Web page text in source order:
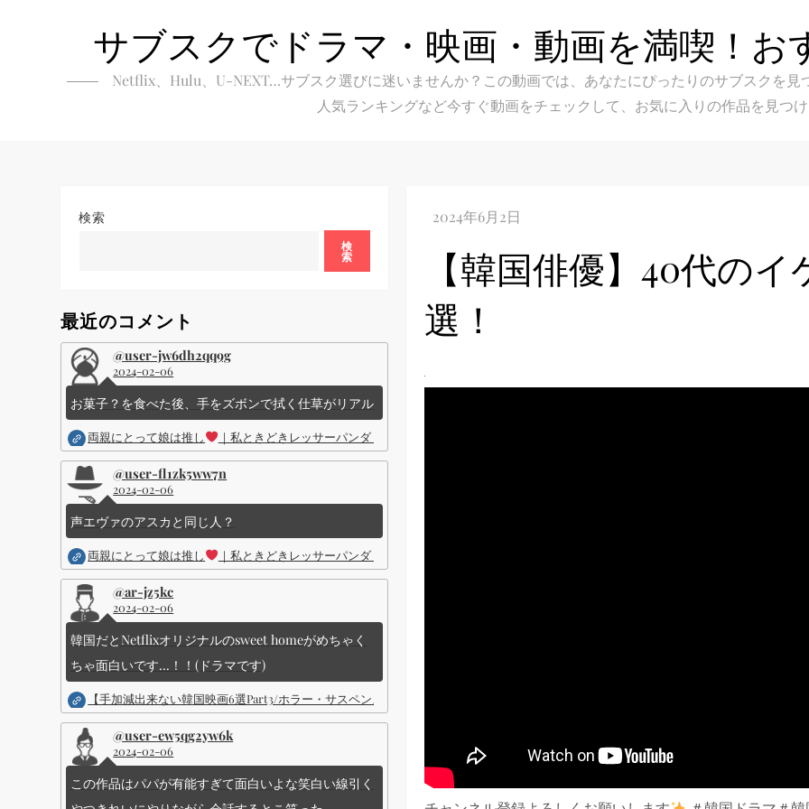
サブスクでドラマ・映画・動画を満喫！お
Netflix、Hulu、U-NEXT…サブスク選びに迷いませんか？この動画では、あなたにぴったりのサブスクを
人気ランキングなど今すぐ動画をチェックして、お気に入りの作品を見つ
【韓国俳優】40代の
選！
検索
検
索
最近のコメント
@user-jw6dh2qq9g
2024-02-06
お菓子？を食べた後、手をズボンで拭く仕草がリアル
両親にとって娘は推し ｜私ときどきレッサーパンダ ｜Disney (ディズニープラス）
@user-fl1zk5ww7n
2024-02-06
声エヴァのアスカと同じ人？
両親にとって娘は推し ｜私ときどきレッサーパンダ ｜Disney (ディズニープラス）
@ar-jz5kc
2024-02-06
韓国だとNetflixオリジナルのsweet homeがめちゃく
ちゃ面白いです...！！(ドラマです)
【手加減出来ない韓国映画6選Part3/ホラー・サスペンス・ノワール】韓国至上の《最凶の悪》が登場する韓国映画。
@user-ew5qg2yw6k
2024-02-06
この作品はパパが有能すぎて面白いよな笑白い線引く